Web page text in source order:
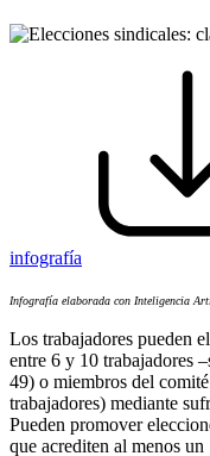
infografía
Infografía elaborada con Inteligencia
Los trabajadores pueden
entre 6 y 10 trabajadores
49) o miembros del
trabajadores) mediante
Pueden promover
que acrediten al menos